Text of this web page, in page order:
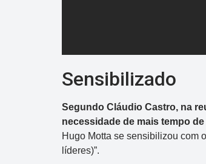
Sensibilizado
Segundo Cláudio Castro, na
necessidade de mais tempo
Hugo Motta se sensibilizou com
líderes)”.